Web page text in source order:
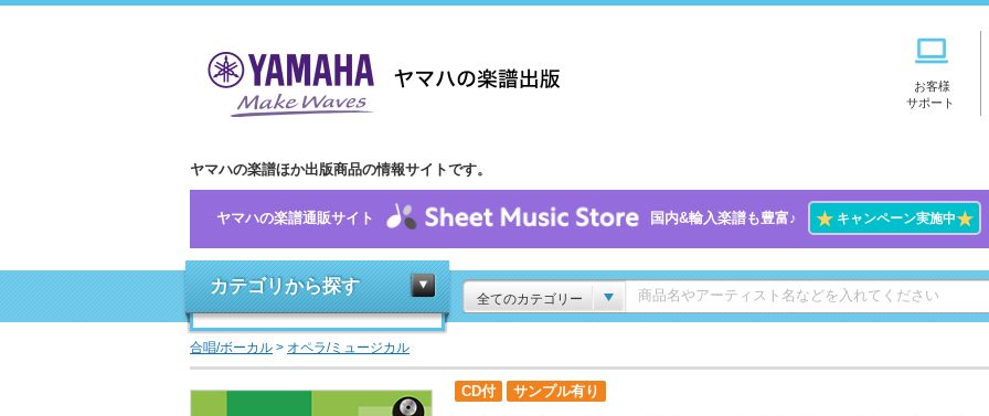
お客様
サポート
ヤマハの楽譜ほか出版商品の情報サイトです。
ヤマハの楽譜通販サイト 国内&輸入楽譜も豊富♪ ★キャンペーン実施中★
カテゴリから探す
全てのカテゴリー
合唱/ボーカル > オペラ/ミュージカル
CD付 サンプル有り